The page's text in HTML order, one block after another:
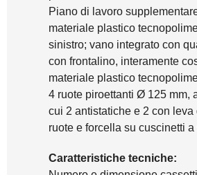
Piano di lavoro
materiale plastico
sinistro; vano integrato con
con frontalino, interamente
materiale plastico
4 ruote piroettanti Ø 125 mm,
cui 2 antistatiche e 2 con leva
ruote e forcella su cuscinetti a
Caratteristiche tecniche: